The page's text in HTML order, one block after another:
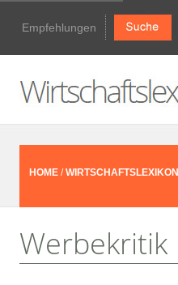
Empfehlungen
HOME /WIRTSCHAFTSLEXIKON
Werbekritik